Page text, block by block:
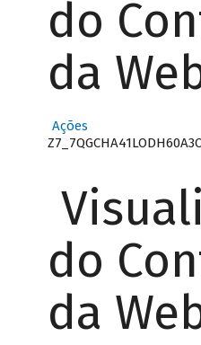
do
da
Ações
do
da